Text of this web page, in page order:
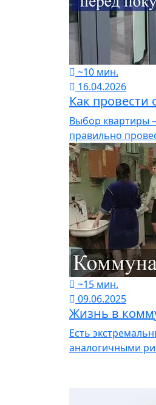
~10 мин.
16.04.2026
Как провести
Выбор квартиры
правильно
~15 мин.
09.06.2025
Жизнь в
Есть
аналогичными